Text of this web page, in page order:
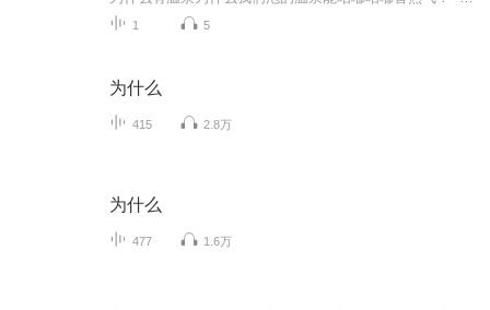
1 5
为什么
415 2.8万
为什么
477 1.6万